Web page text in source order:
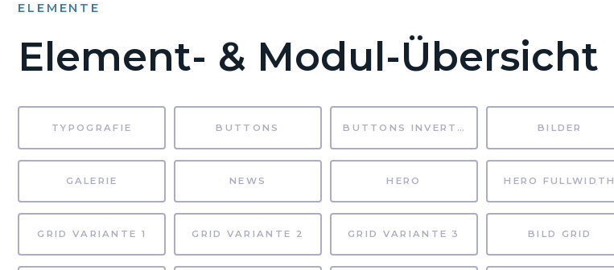
ELEMENTE
Element- & Modul-Übersicht
TYPOGRAFIE BUTTONS BUTTONS INVERTIERT BILDER
GALERIE NEWS HERO HERO FULLWIDTH
GRID VARIANTE 1 GRID VARIANTE 2 GRID VARIANTE 3 BILD GRID